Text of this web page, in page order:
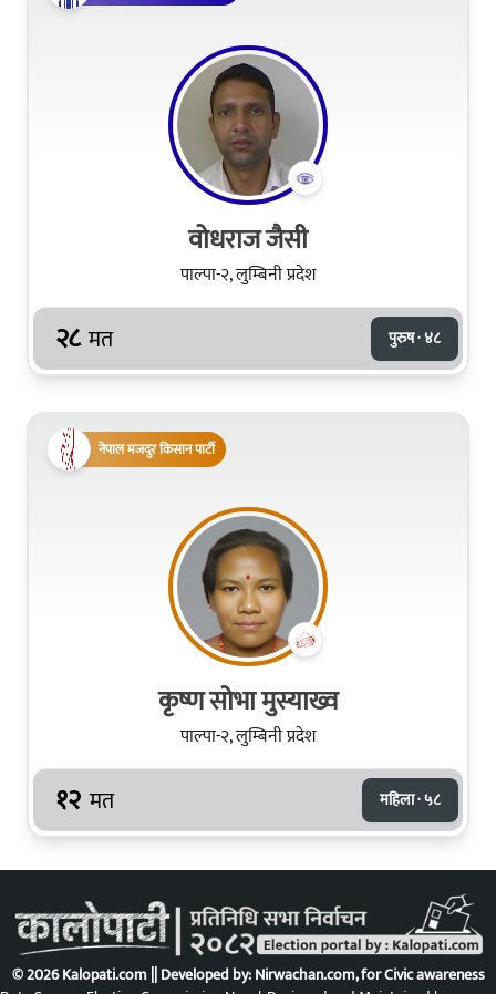
वोधराज जैसी
पाल्पा-२, लुम्बिनी प्रदेश
२८ मत पुरुष · ४८
नेपाल मजदुर किसान पार्टी
कृष्ण सोभा मुस्याख्व
पाल्पा-२, लुम्बिनी प्रदेश
१२ मत महिला · ५८
© 2026 Kalopati.com || Developed by:Nirwachan.com, for Civic awareness